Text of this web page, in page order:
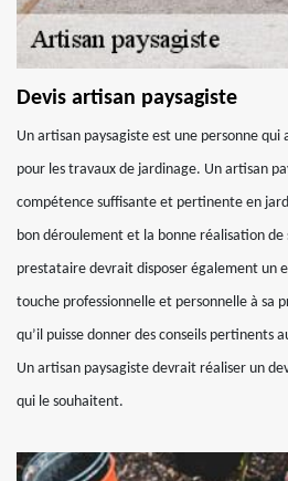
Devis artisan paysagiste
Un artisan paysagiste est une personne
pour les travaux de jardinage. Un artisan
compétence suffisante et pertinente en
bon déroulement et la bonne réalisation de
prestataire devrait disposer également un
touche professionnelle et personnelle à sa
qu’il puisse donner des conseils pertinents
Un artisan paysagiste devrait réaliser un
qui le souhaitent.